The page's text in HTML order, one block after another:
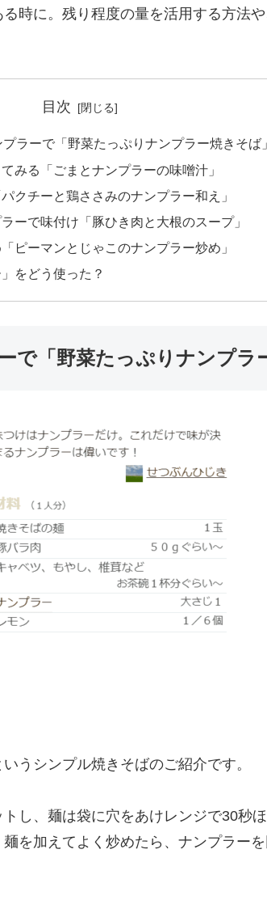
時に。残り程度の量を活用する方法
目次
ラーで「野菜たっぷりナンプラー焼きそば」
みる「ごまとナンプラーの味噌汁」
クチーと鶏ささみのナンプラー和え」
ーで味付け「豚ひき肉と大根のスープ」
ピーマンとじゃこのナンプラー炒め」
をどう使った？
で「野菜たっぷりナンプラ
うシンプル焼きそばのご紹介です。
し、麺は袋に穴をあけレンジで30秒
を加えてよく炒めたら、ナンプラー